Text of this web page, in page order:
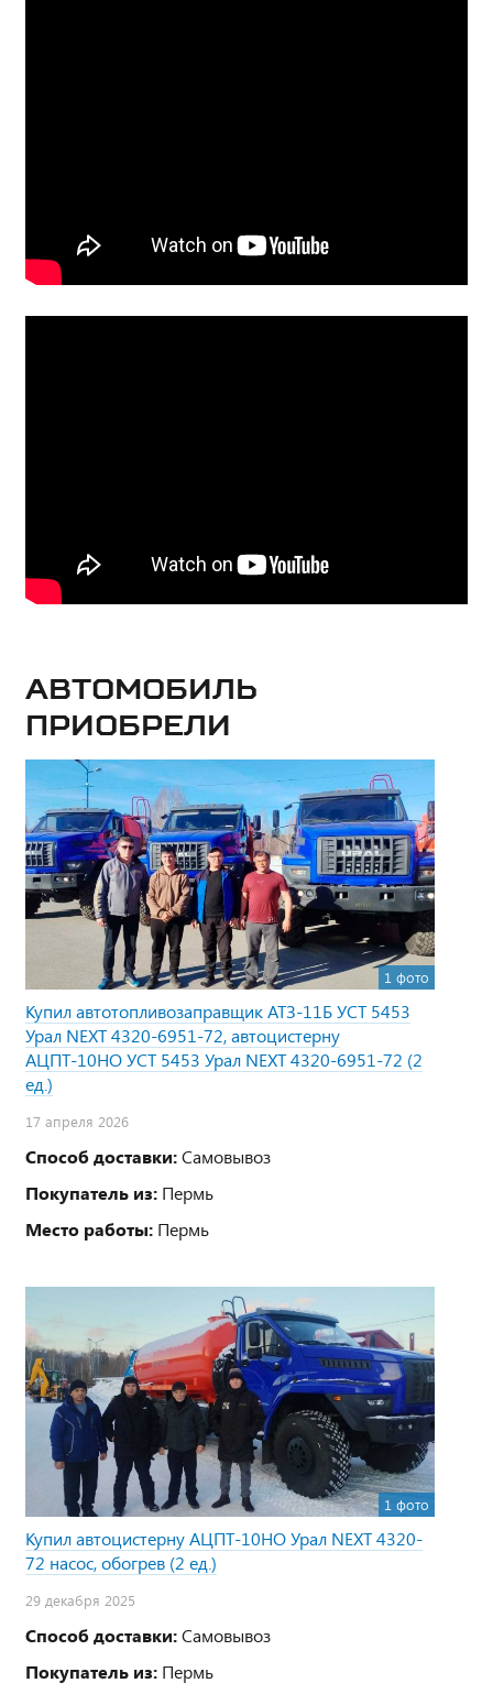
Автомобиль
приобрели
1 фото
Купил автотопливозаправщик АТЗ-11Б УСТ 5453
Урал NEXT 4320-6951-72, автоцистерну
АЦПТ-10НО УСТ 5453 Урал NEXT 4320-6951-72 (2
ед.)
17 апреля 2026
Способ доставки:Самовывоз
Покупатель из: Пермь
Место работы: Пермь
1 фото
Купил автоцистерну АЦПТ-10НО Урал NEXT 4320-
72 насос, обогрев (2 ед.)
29 декабря 2025
Способ доставки:Самовывоз
Покупатель из: Пермь